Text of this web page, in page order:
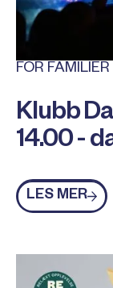
FOR FAMILIER
Klubb
14.00 -
Les mer
LES MER